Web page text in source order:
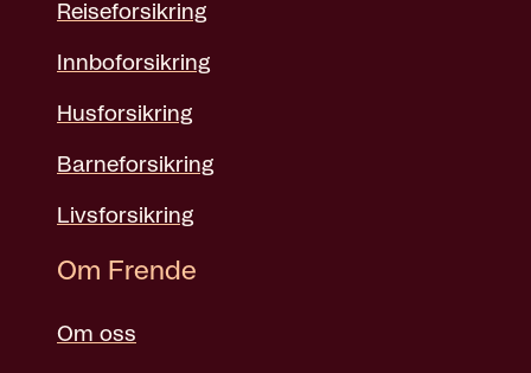
Reiseforsikring
Innboforsikring
Husforsikring
Barneforsikring
Livsforsikring
Om Frende
Om oss